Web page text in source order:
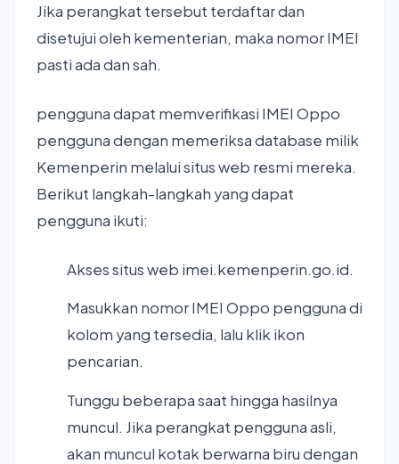
Jika perangkat tersebut terdaftar dan
disetujui oleh kementerian, maka nomor IMEI
pasti ada dan sah.
pengguna dapat memverifikasi IMEI Oppo
pengguna dengan memeriksa database milik
Kemenperin melalui situs web resmi mereka.
Berikut langkah-langkah yang dapat
pengguna ikuti:
Akses situs web imei.kemenperin.go.id.
Masukkan nomor IMEI Oppo pengguna di
kolom yang tersedia, lalu klik ikon
pencarian.
Tunggu beberapa saat hingga hasilnya
muncul. Jika perangkat pengguna asli,
akan muncul kotak berwarna biru dengan